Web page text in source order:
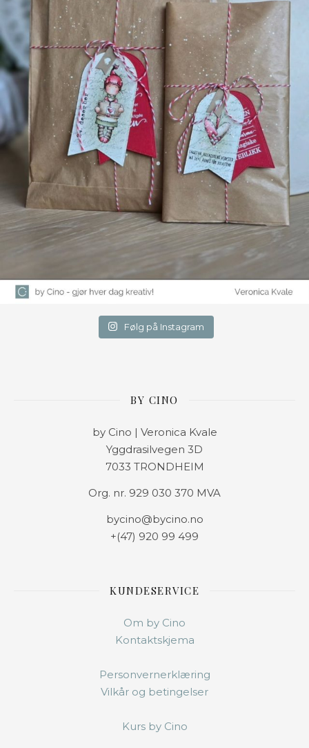
Følg på Instagram
BY CINO
by Cino | Veronica Kvale
Yggdrasilvegen 3D
7033 TRONDHEIM
Org. nr. 929 030 370 MVA
bycino@bycino.no
+(47) 920 99 499
KUNDESERVICE
Om by Cino
Kontaktskjema
Personvernerklæring
Vilkår og betingelser
Kurs by Cino